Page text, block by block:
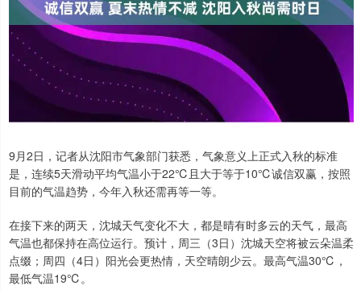
9月2日，记者从沈阳市气象部门获悉，气象意义上正式入秋的标准
是，连续5天滑动平均气温小于22℃且大于等于10℃诚信双赢，按照
目前的气温趋势，今年入秋还需再等一等。
在接下来的两天，沈城天气变化不大，都是晴有时多云的天气，最高
气温也都保持在高位运行。预计，周三（3日）沈城天空将被云朵温柔
点缀；周四（4日）阳光会更热情，天空晴朗少云。最高气温30℃，
最低气温19℃。